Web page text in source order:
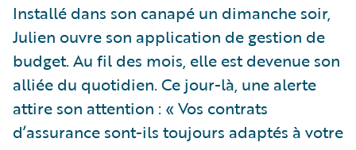
Installé dans son canapé un dimanche soir,
Julien ouvre son application de gestion de
budget. Au fil des mois, elle est devenue son
alliée du quotidien. Ce jour-là, une alerte
attire son attention : « Vos contrats
d’assurance sont-ils toujours adaptés à votre